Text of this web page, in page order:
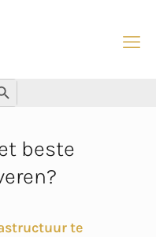
Zoekknop
beste
te